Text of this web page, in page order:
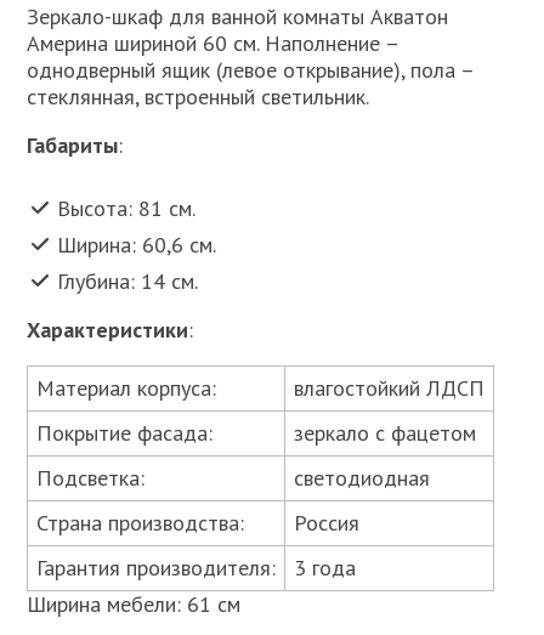
Зеркало-шкаф для ванной комнаты Акватон
Америна шириной 60 см. Наполнение –
однодверный ящик (левое открывание), пола –
стеклянная, встроенный светильник.
Габариты:
Высота: 81 см.
Ширина: 60,6 см.
Глубина: 14 см.
Характеристики:
Материал корпуса:
влагостойкий ЛДСП
Покрытие фасада:
зеркало с фацетом
Подсветка:
светодиодная
Страна производства:
Россия
Гарантия производителя:
3 года
Ширина мебели: 61 см